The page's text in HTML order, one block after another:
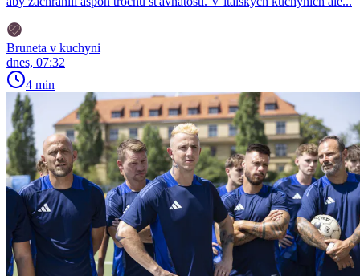
Bruneta v kuchyni
dnes, 07:32
4 min